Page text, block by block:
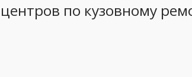
по кузовному